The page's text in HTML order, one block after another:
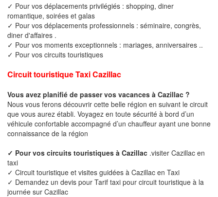
✓ Pour vos déplacements privilégiés : shopping, diner
romantique, soirées et galas
✓ Pour vos déplacements professionnels : séminaire, congrès,
diner d'affaires .
✓ Pour vos moments exceptionnels : mariages, anniversaires ..
✓ Pour vos circuits touristiques
Circuit touristique Taxi Cazillac
Vous avez planifié de passer vos vacances à Cazillac ?
Nous vous ferons découvrir cette belle région en suivant le circuit
que vous aurez établi. Voyagez en toute sécurité à bord d’un
véhicule confortable accompagné d’un chauffeur ayant une bonne
connaissance de la région
✓ Pour vos circuits touristiques à Cazillac .visiter Cazillac en
taxi
✓ Circuit touristique et visites guidées à Cazillac en Taxi
✓ Demandez un devis pour Tarif taxi pour circuit touristique à la
journée sur Cazillac